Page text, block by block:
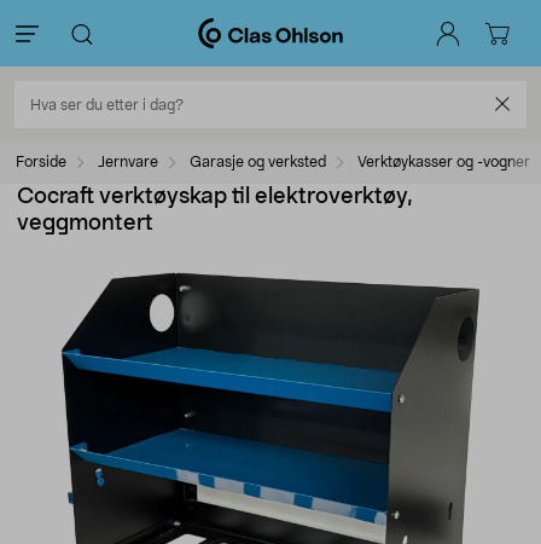
Forside Jernvare Garasje og verksted Verktøykasser og -vogner
Cocraft verktøyskap til elektroverktøy,
veggmontert